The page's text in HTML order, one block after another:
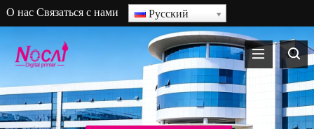
О нас Связаться с нами Русский